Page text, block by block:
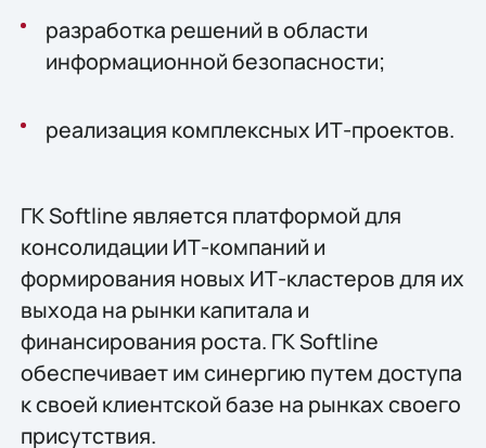
разработка решений в области
информационной безопасности;
реализация комплексных ИТ-проектов.
ГК Softline является платформой для
консолидации ИТ-компаний и
формирования новых ИТ-кластеров для их
выхода на рынки капитала и
финансирования роста. ГК Softline
обеспечивает им синергию путем доступа
к своей клиентской базе на рынках своего
присутствия.